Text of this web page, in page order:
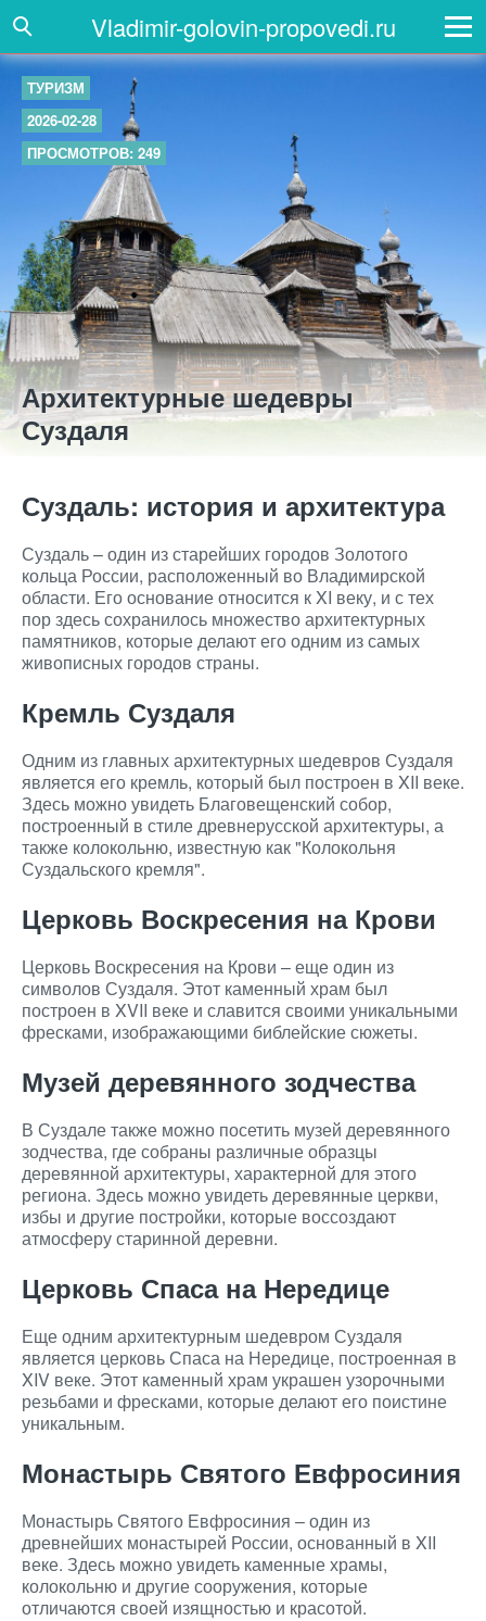
Vladimir-golovin-propovedi.ru
ТУРИЗМ
2026-02-28
ПРОСМОТРОВ: 249
Архитектурные шедевры
Суздаля
Суздаль: история и архитектура
Суздаль – один из старейших городов Золотого
кольца России, расположенный во Владимирской
области. Его основание относится к XI веку, и с тех
пор здесь сохранилось множество архитектурных
памятников, которые делают его одним из самых
живописных городов страны.
Кремль Суздаля
Одним из главных архитектурных шедевров Суздаля
является его кремль, который был построен в XII веке.
Здесь можно увидеть Благовещенский собор,
построенный в стиле древнерусской архитектуры, а
также колокольню, известную как "Колокольня
Суздальского кремля".
Церковь Воскресения на Крови
Церковь Воскресения на Крови – еще один из
символов Суздаля. Этот каменный храм был
построен в XVII веке и славится своими уникальными
фресками, изображающими библейские сюжеты.
Музей деревянного зодчества
В Суздале также можно посетить музей деревянного
зодчества, где собраны различные образцы
деревянной архитектуры, характерной для этого
региона. Здесь можно увидеть деревянные церкви,
избы и другие постройки, которые воссоздают
атмосферу старинной деревни.
Церковь Спаса на Нередице
Еще одним архитектурным шедевром Суздаля
является церковь Спаса на Нередице, построенная в
XIV веке. Этот каменный храм украшен узорочными
резьбами и фресками, которые делают его поистине
уникальным.
Монастырь Святого Евфросиния
Монастырь Святого Евфросиния – один из
древнейших монастырей России, основанный в XII
веке. Здесь можно увидеть каменные храмы,
колокольню и другие сооружения, которые
отличаются своей изящностью и красотой.